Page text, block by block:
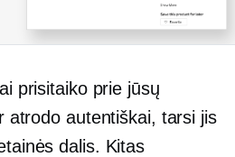
prisitaiko prie jūsų
atrodo autentiškai, tarsi jis
dalis. Kitas